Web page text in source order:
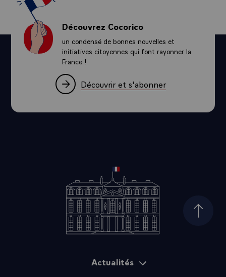
Découvrez Cocorico
un condensé de bonnes nouvelles et
initiatives citoyennes qui font rayonner la
France !
Découvrir et s'abonner
Haut
Actualités